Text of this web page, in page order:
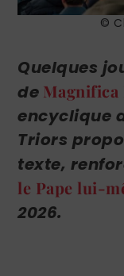
©
Quelques
de Magnifica
encyclique
Triors
texte,
le Pape lui-
2026.